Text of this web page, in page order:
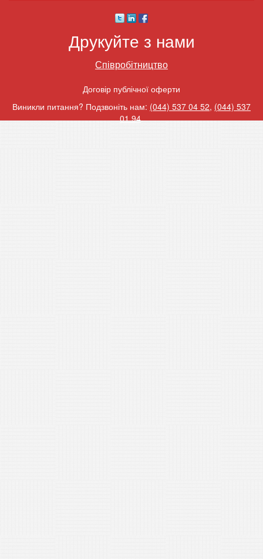
Друкуйте з нами
Співробітництво
Договір публічної оферти
Виникли питання? Подзвоніть нам: (044) 537 04 52, (044) 537
01 94.